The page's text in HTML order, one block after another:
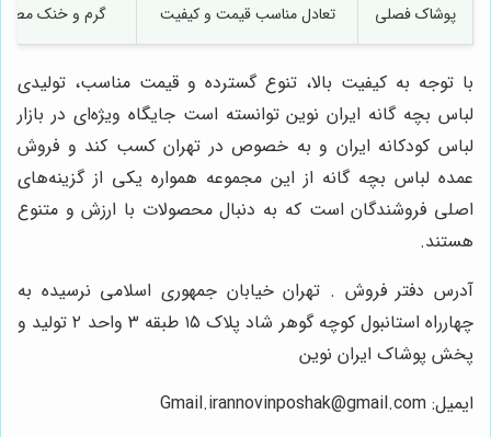
پوشاک فصلی تعادل مناسب قیمت و کیفیت گرم و خنک
با توجه به کیفیت بالا، تنوع گسترده و قیمت مناسب، تولیدی
لباس بچه گانه ایران نوین توانسته است جایگاه ویژه‌ای در بازار
لباس کودکانه ایران و به خصوص در تهران کسب کند و فروش
عمده لباس بچه گانه از این مجموعه همواره یکی از گزینه‌های
اصلی فروشندگان است که به دنبال محصولات با ارزش و متنوع
هستند.
آدرس دفتر فروش . تهران خیابان جمهوری اسلامی نرسیده به
چهارراه استانبول کوچه گوهر شاد پلاک ۱۵ طبقه ۳ واحد ۲ تولید و
پخش پوشاک ایران نوین
ایمیل: Gmail.irannovinposhak@gmail.com